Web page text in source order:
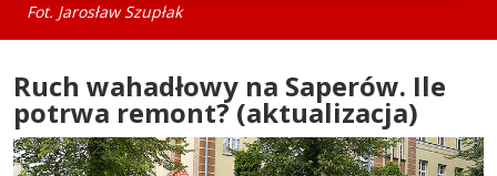
Fot. Jarosław Szupłak
Ruch wahadłowy na Saperów. Ile
potrwa remont? (aktualizacja)